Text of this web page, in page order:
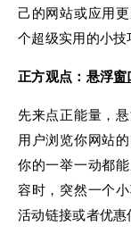
己的网站或应用
个超级实用的小
正方观点：悬浮窗
先来点正能量，
用户浏览你网站
你的一举一动都
容时，突然一个
活动链接或者优惠